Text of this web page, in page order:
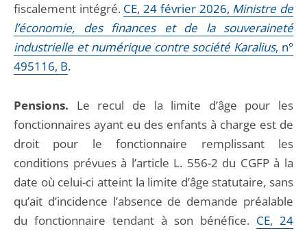
fiscalement intégré. CE, 24 février 2026, Ministre de
l’économie, des finances et de la souveraineté
industrielle et numérique contre société Karalius, n°
495116, B.
Pensions. Le recul de la limite d’âge pour les
fonctionnaires ayant eu des enfants à charge est de
droit pour le fonctionnaire remplissant les
conditions prévues à l’article L. 556-2 du CGFP à la
date où celui-ci atteint la limite d’âge statutaire, sans
qu’ait d’incidence l’absence de demande préalable
du fonctionnaire tendant à son bénéfice. CE, 24